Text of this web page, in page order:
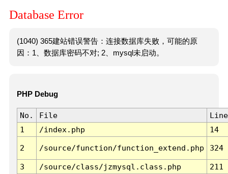
Database Error
(1040) 365建站错误警告：连接数据库失败，可能的原
因：1、数据库密码不对; 2、mysql未启动。
PHP Debug
No. File
Line
1
/index.php 14
2 /source/function/function_extend.php 324
3 /source/class/jzmysql.class.php
211